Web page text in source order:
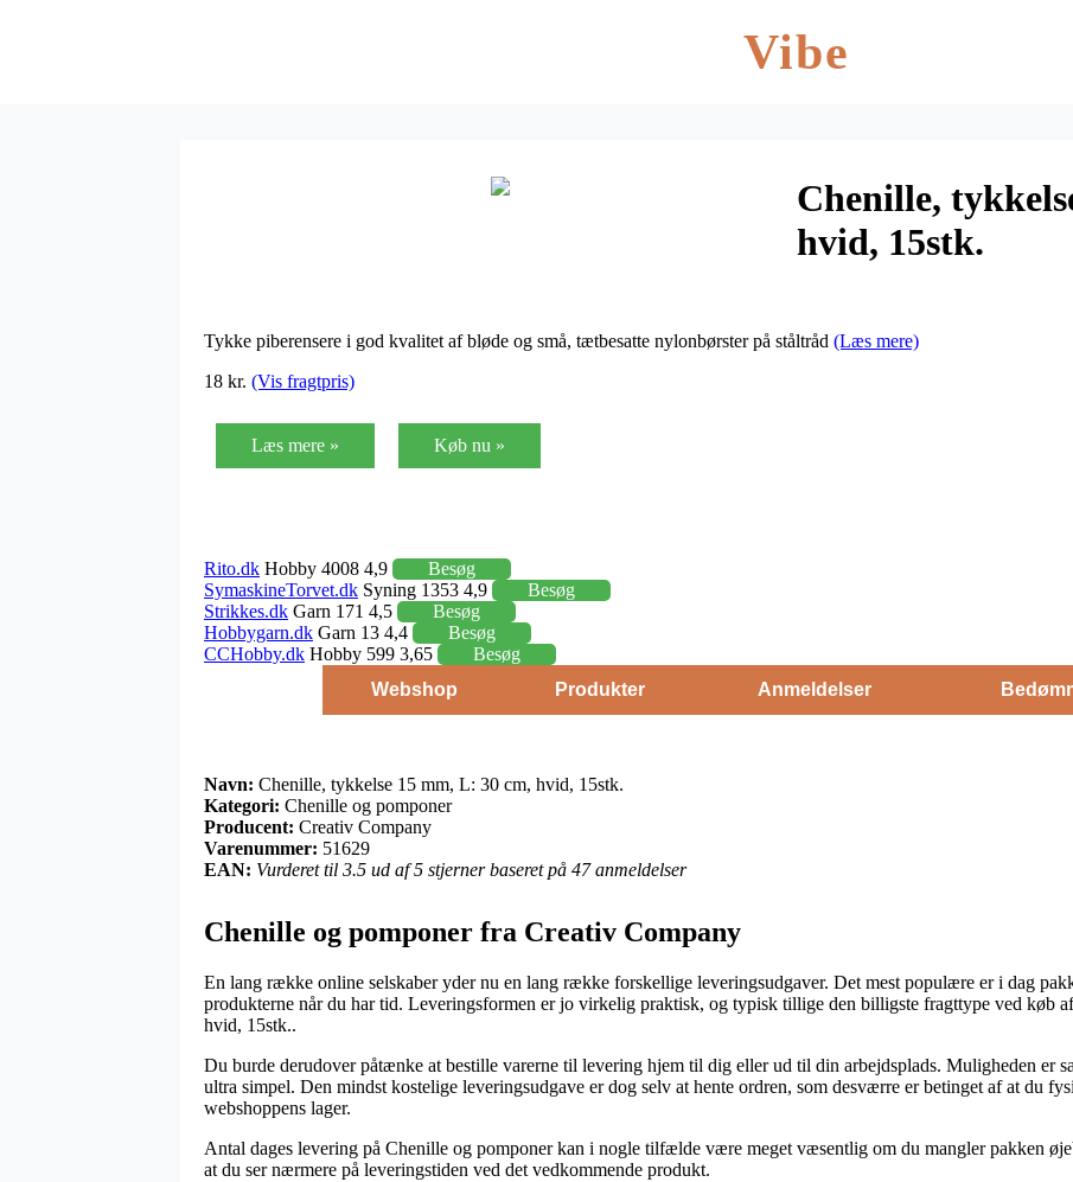
Vibe
Chenille,
hvid, 15stk.
Tykke piberensere i god kvalitet af bløde og små, tætbesatte nylonbørster på ståltråd (Læs mere)
18 kr. (Vis fragtpris)
Læs mere » Køb nu »
Rito.dk Hobby 4008 4,9
Besøg
SymaskineTorvet.dk Syning 1353 4,9
Besøg
Strikkes.dk Garn 171 4,5
Besøg
Hobbygarn.dk Garn 13 4,4
Besøg
CCHobby.dk Hobby 599 3,65
Besøg
Webshop
Produkter Anmeldelser
Navn: Chenille, tykkelse 15 mm, L: 30 cm, hvid, 15stk.
Kategori: Chenille og pomponer
Producent: Creativ Company
Varenummer: 51629
EAN: Vurderet til 3.5 ud af 5 stjerner baseret på 47 anmeldelser
Chenille og pomponer fra Creativ Company
En lang række online selskaber yder nu en lang række forskellige leveringsudgaver. Det mest populære er i dag
produkterne når du har tid. Leveringsformen er jo virkelig praktisk, og typisk tillige den billigste fragttype ved køb
hvid, 15stk..
Du burde derudover påtænke at bestille varerne til levering hjem til dig eller ud til din arbejdsplads. Muligheden er
ultra simpel. Den mindst kostelige leveringsudgave er dog selv at hente ordren, som desværre er betinget af at du
webshoppens lager.
Antal dages levering på Chenille og pomponer kan i nogle tilfælde være meget væsentlig om du mangler pakken
at du ser nærmere på leveringstiden ved det vedkommende produkt.